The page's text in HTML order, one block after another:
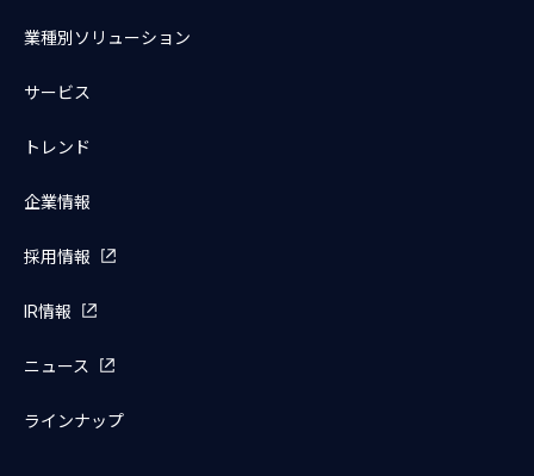
業種別ソリューション
サービス
トレンド
企業情報
採用情報
IR情報
ニュース
ラインナップ